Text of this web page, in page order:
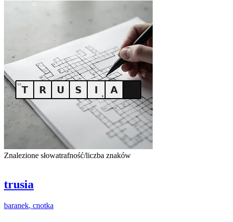
Znalezione słowatrafność/liczba znaków
trusia
baranek, cnotka